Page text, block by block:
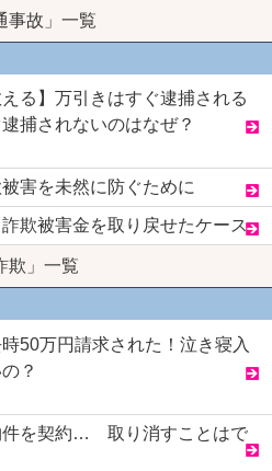
事故」一覧
える】万引きはすぐ逮捕される
捕されないのはなぜ？
害を未然に防ぐために
欺被害金を取り戻せたケース
欺」一覧
50万円請求された！泣き寝入
？
件を契約… 取り消すことはで